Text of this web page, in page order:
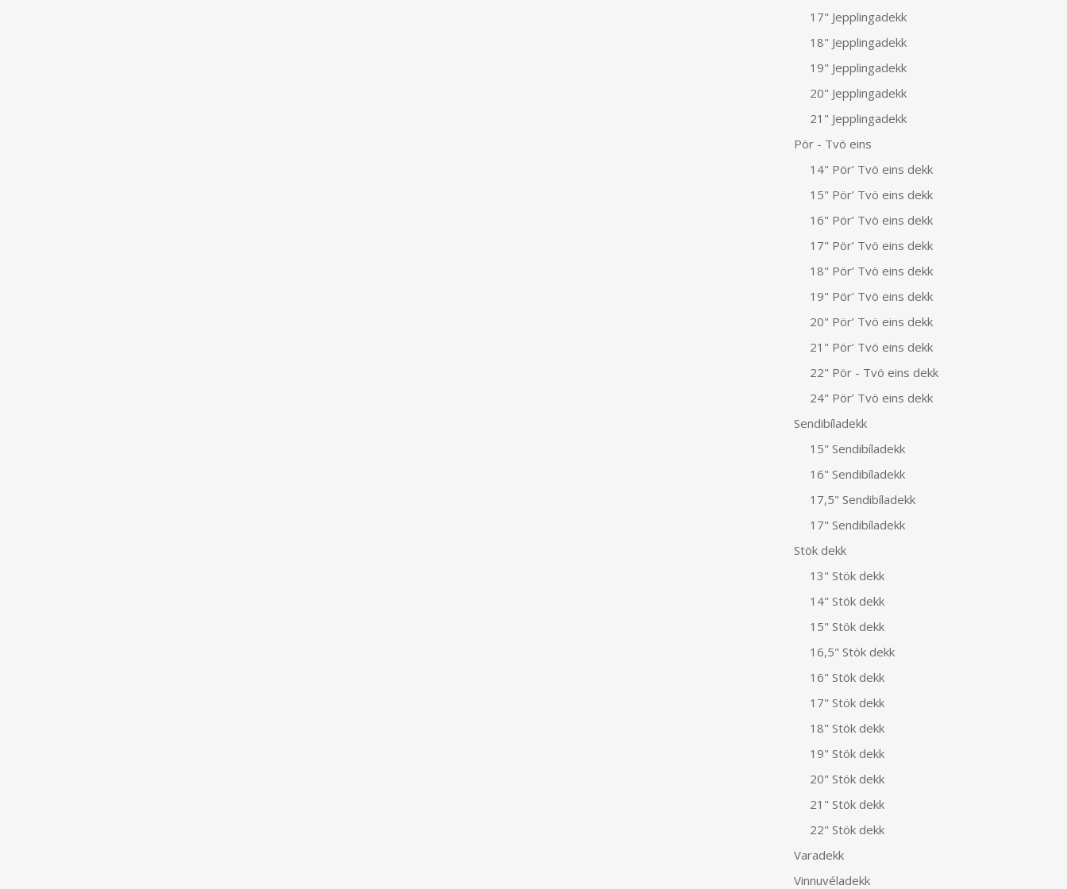
17" Jepplingadekk
18" Jepplingadekk
19" Jepplingadekk
20" Jepplingadekk
21" Jepplingadekk
Pör - Tvö eins
14" Pör’ Tvö eins dekk
15" Pör’ Tvö eins dekk
16" Pör’ Tvö eins dekk
17" Pör’ Tvö eins dekk
18" Pör’ Tvö eins dekk
19" Pör’ Tvö eins dekk
20" Pör’ Tvö eins dekk
21" Pör’ Tvö eins dekk
22" Pör - Tvö eins dekk
24" Pör’ Tvö eins dekk
Sendibíladekk
15" Sendibíladekk
16" Sendibíladekk
17,5" Sendibíladekk
17" Sendibíladekk
Stök dekk
13" Stök dekk
14" Stök dekk
15" Stök dekk
16,5" Stök dekk
16" Stök dekk
17" Stök dekk
18" Stök dekk
19" Stök dekk
20" Stök dekk
21" Stök dekk
22" Stök dekk
Varadekk
Vinnuvéladekk